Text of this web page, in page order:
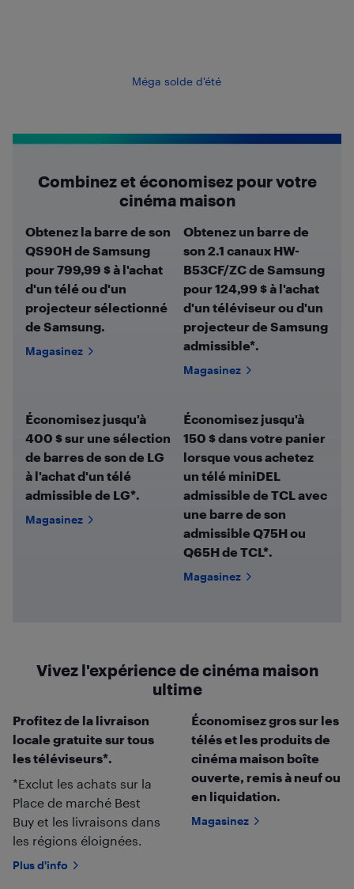
Méga solde d'été
Combinez et économisez pour votre
cinéma maison
Obtenez la barre de son
QS90H de Samsung
pour 799,99 $ à l'achat
d'un télé ou d'un
projecteur sélectionné
de Samsung.
Magasinez
Obtenez un barre de
son 2.1 canaux HW-
B53CF/ZC de Samsung
pour 124,99 $ à l'achat
d'un téléviseur ou d'un
projecteur de Samsung
admissible*.
Magasinez
Économisez jusqu'à
400 $ sur une sélection
de barres de son de LG
à l'achat d'un télé
admissible de LG*.
Magasinez
Économisez jusqu'à
150 $ dans votre panier
lorsque vous achetez
un télé miniDEL
admissible de TCL avec
une barre de son
admissible Q75H ou
Q65H de TCL*.
Magasinez
Vivez l'expérience de cinéma maison
ultime
Profitez de la livraison
locale gratuite sur tous
les téléviseurs*.
*Exclut les achats sur la
Place de marché Best
Buy et les livraisons dans
les régions éloignées.
Plus d'info
Économisez gros sur les
télés et les produits de
cinéma maison boîte
ouverte, remis à neuf ou
en liquidation.
Magasinez